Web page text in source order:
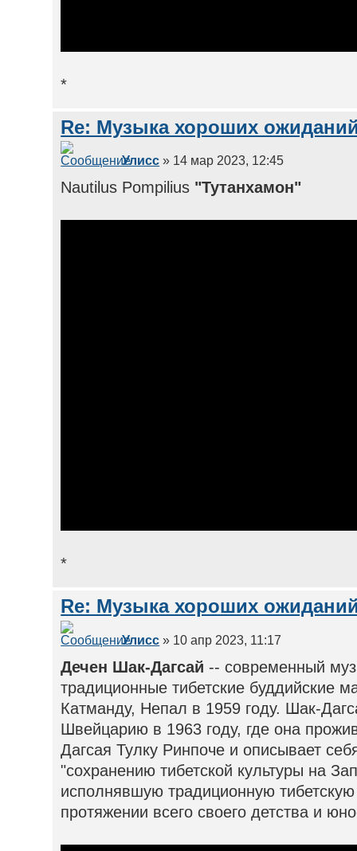
*
Re: Музыка хороших
Улисс » 14 мар 2023, 12:45
Nautilus Pompilius "Тутанхамон"
*
Re: Музыка хороших
Улисс » 10 апр 2023, 11:17
Дечен Шак-Дагсай -- современный
традиционные тибетские буддийские
Катманду, Непал в 1959 году. Шак-
Швейцарию в 1963 году, где она
Дагсая Тулку Ринпоче и описывает
"сохранению тибетской культуры на
исполнявшую традиционную
протяжении всего своего детства и